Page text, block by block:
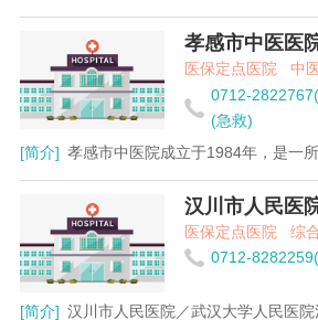
孝感市中医医
医保定点医院
中
0712-
(急救)
[简介] 孝感市中医院成立于1984年，是一
汉川市人民医
医保定点医院
综
0712-
[简介] 汉川市人民医院／武汉大学人民医